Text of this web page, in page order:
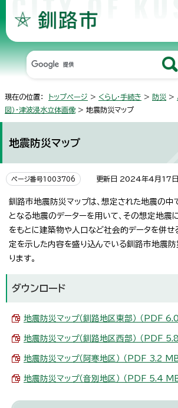
現在の位置： トップページ > くらし・手続き > 防災 >
図）・津波浸水立体画像 > 地震防災マップ
地震防災マップ
ページ番号1003706 更新日 2024年4月17日
釧路市地震防災マップは、想定された地震の
となる地震のデーターを用いて、その想定地震
をもとに建築物や人口など社会的データを併せ
定を示した内容を盛り込んでいる釧路市地震防
ります。
ダウンロード
地震防災マップ（釧路地区東部） （PDF
地震防災マップ（釧路地区西部） （PDF
地震防災マップ（阿寒地区） （PDF 3.2 MB
地震防災マップ（音別地区） （PDF 5.4 MB